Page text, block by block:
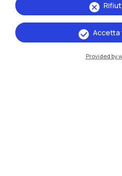
Accetta
Provided by